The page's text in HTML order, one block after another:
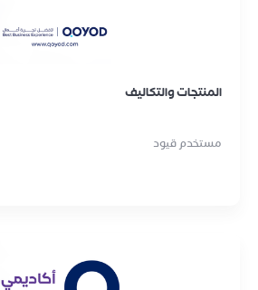
المنتجات والتكاليف
مستخدم قيود